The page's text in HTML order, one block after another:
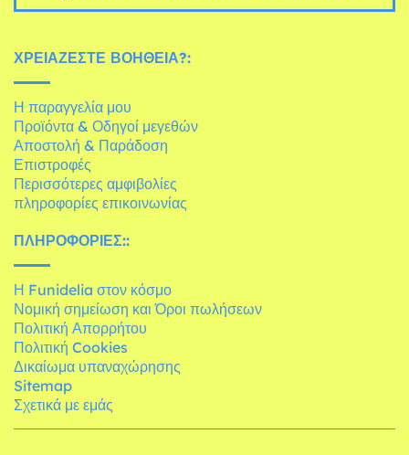
ΧΡΕΙΆΖΕΣΤΕ ΒΟΉΘΕΙΑ?:
Η παραγγελία μου
Προϊόντα & Οδηγοί μεγεθών
Αποστολή & Παράδοση
Επιστροφές
Περισσότερες αμφιβολίες
πληροφορίες επικοινωνίας
ΠΛΗΡΟΦΟΡΊΕΣ::
Η Funidelia στον κόσμο
Νομική σημείωση και Όροι πωλήσεων
Πολιτική Απορρήτου
Πολιτική Cookies
Δικαίωμα υπαναχώρησης
Sitemap
Σχετικά με εμάς